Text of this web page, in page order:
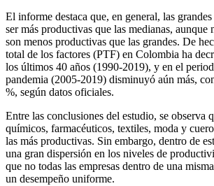
El informe destaca que, en general, las grandes
ser más productivas que las medianas, aunque
son menos productivas que las grandes. De
total de los factores (PTF) en Colombia ha
los últimos 40 años (1990-2019), y en el
pandemia (2005-2019) disminuyó aún más,
%, según datos oficiales.
Entre las conclusiones del estudio, se observa
químicos, farmacéuticos, textiles, moda y
las más productivas. Sin embargo, dentro de
una gran dispersión en los niveles de
que no todas las empresas dentro de una
un desempeño uniforme.